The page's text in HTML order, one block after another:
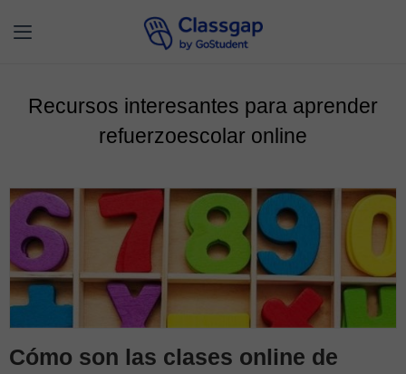
Recursos interesantes para aprender
refuerzoescolar online
Cómo son las clases online de